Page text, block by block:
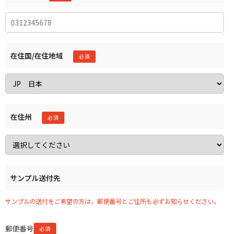
在住国/在住地域
在住州
サンプル送付先
サンプルの送付をご希望の方は、郵便番号とご住所も必ずお知らせください。
郵便番号